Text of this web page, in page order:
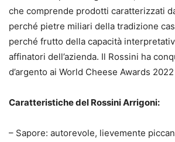
che comprende prodotti caratterizzati
perché pietre miliari della tradizione
perché frutto della capacità
affinatori dell’azienda. Il Rossini ha
d’argento ai World Cheese Awards
Caratteristiche del Rossini Arrigoni:
– Sapore: autorevole, lievemente